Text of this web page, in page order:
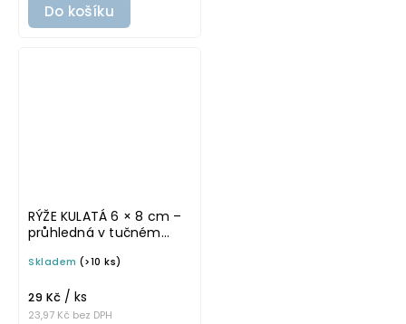
Do košíku
RÝŽE KULATÁ 6 × 8 cm –
průhledná v tučném
samolepka na
Skladem (>10 ks)
23,97 Kč bez DPH
29 Kč / ks